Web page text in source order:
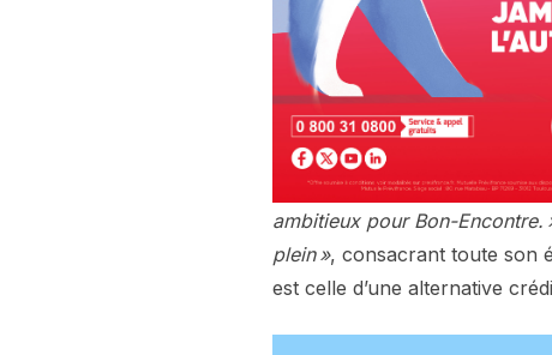
ambitieux pour Bon-Encontre.
plein », consacrant toute son
est celle d’une alternative